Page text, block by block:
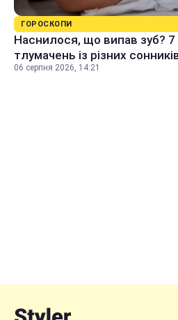
ГОРОСКОПИ
Наснилося, що випав зуб?
тлумачень із різних
06 серпня 2026, 14:21